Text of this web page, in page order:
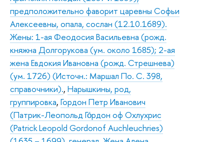
предположительно фаворит царевны Софьи
Алексеевны, опала, сослан (12.10.1689).
Жены: 1-ая Феодосия Васильевна (рожд.
княжна Долгорукова (ум. около 1685); 2-ая
жена Евдокия Ивановна (рожд. Стрешнева)
(ум. 1726) (Источн.: Маршал По. С. 398,
справочники)., Нарышкины, род,
группировка, Гордон Петр Иванович
(Патрик-Леопольд Го́рдон оф Охлухрис
(Patrick Leopold Gordonof Auchleuchries)